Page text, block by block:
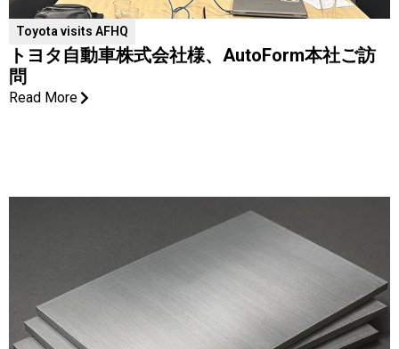
Toyota visits AFHQ
トヨタ自動車株式会社様、AutoForm本社ご訪
問
Read More